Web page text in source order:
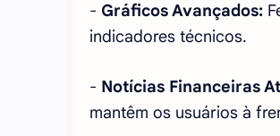
- Gráficos Avançados:
indicadores técnicos.
- Notícias Financeiras
mantêm os usuários à